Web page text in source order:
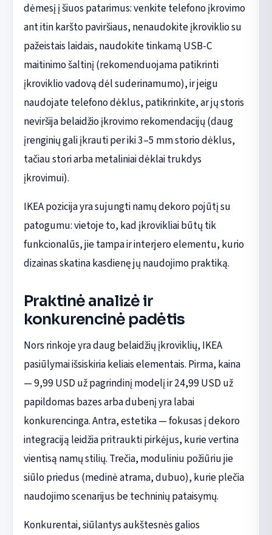
dėmesį į šiuos patarimus: venkite telefono įkrovimo
ant itin karšto paviršiaus, nenaudokite įkroviklio su
pažeistais laidais, naudokite tinkamą USB-C
maitinimo šaltinį (rekomenduojama patikrinti
įkroviklio vadovą dėl suderinamumo), ir jeigu
naudojate telefono dėklus, patikrinkite, ar jų storis
neviršija belaidžio įkrovimo rekomendacijų (daug
įrenginių gali įkrauti per iki 3–5 mm storio dėklus,
tačiau stori arba metaliniai dėklai trukdys
įkrovimui).
IKEA pozicija yra sujungti namų dekoro pojūtį su
patogumu: vietoje to, kad įkrovikliai būtų tik
funkcionalūs, jie tampa ir interjero elementu, kurio
dizainas skatina kasdienę jų naudojimo praktiką.
Praktinė analizė ir
konkurencinė padėtis
Nors rinkoje yra daug belaidžių įkroviklių, IKEA
pasiūlymai išsiskiria keliais elementais. Pirma, kaina
— 9,99 USD už pagrindinį modelį ir 24,99 USD už
papildomas bazes arba dubenį yra labai
konkurencinga. Antra, estetika — fokusas į dekoro
integraciją leidžia pritraukti pirkėjus, kurie vertina
vientisą namų stilių. Trečia, moduliniu požiūriu jie
siūlo priedus (medinė atrama, dubuo), kurie plečia
naudojimo scenarijus be techninių pataisymų.
Konkurentai, siūlantys aukštesnės galios